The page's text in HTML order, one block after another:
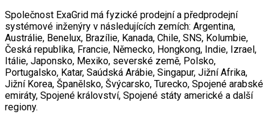
Společnost ExaGrid má fyzické prodejní a předprodejní
systémové inženýry v následujících zemích: Argentina,
Austrálie, Benelux, Brazílie, Kanada, Chile, SNS, Kolumbie,
Česká republika, Francie, Německo, Hongkong, Indie, Izrael,
Itálie, Japonsko, Mexiko, severské země, Polsko,
Portugalsko, Katar, Saúdská Arábie, Singapur, Jižní Afrika,
Jižní Korea, Španělsko, Švýcarsko, Turecko, Spojené arabské
emiráty, Spojené království, Spojené státy americké a další
regiony.